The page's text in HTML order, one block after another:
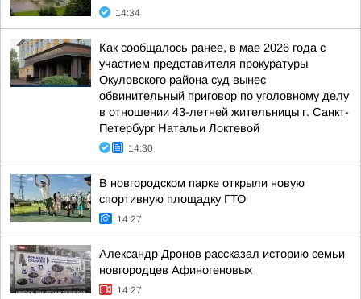
14:34
Как сообщалось ранее, в мае 2026 года с
участием представителя прокуратуры
Окуловского района суд вынес
обвинительный приговор по уголовному делу
в отношении 43-летней жительницы г. Санкт-
Петербург Натальи Локтевой
14:30
В новгородском парке открыли новую
спортивную площадку ГТО
14:27
Александр Дронов рассказал историю семьи
новгородцев Афиногеновых
14:27